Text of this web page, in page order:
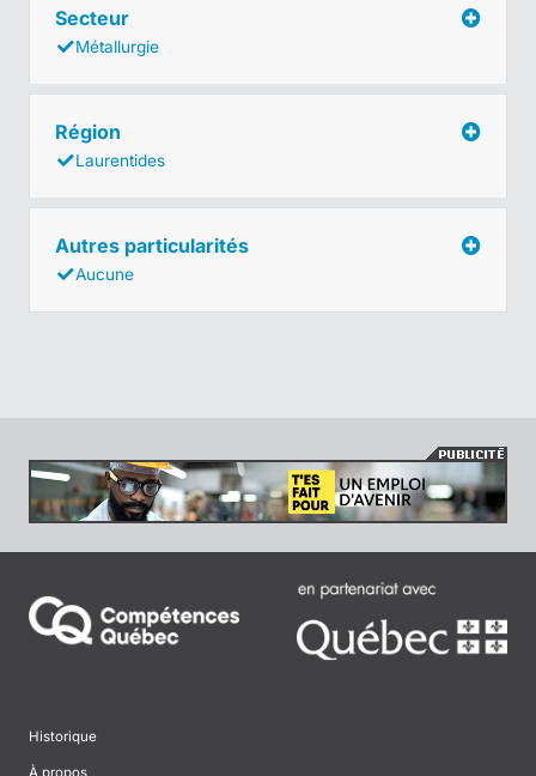
Secteur
Métallurgie
Région
Laurentides
Autres particularités
Aucune
Historique
À propos